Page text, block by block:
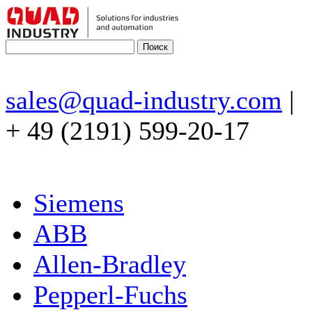
sales@quad-industry.com |
+ 49 (2191) 599-20-17
Siemens
ABB
Allen-Bradley
Pepperl-Fuchs